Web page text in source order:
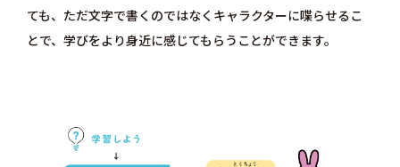
ても、ただ文字で書くのではなくキャラクターに喋らせるこ
とで、学びをより身近に感じてもらうことができます。